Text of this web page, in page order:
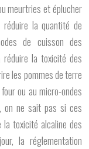
meurtries et éplucher
la quantité de
de cuisson des
la toxicité des
les pommes de terre
ou au micro-ondes
on ne sait pas si ces
toxicité alcaline des
la réglementation